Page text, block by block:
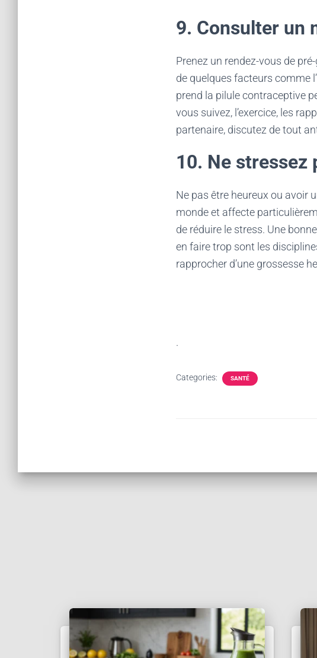
9. Consulter un
Prenez un rendez-vous de
de quelques facteurs comme
prend la pilule contraceptive
vous suivez, l’exercice, les
partenaire, discutez de tout
10. Ne stressez
Ne pas être heureux ou avoir
monde et affecte
de réduire le stress. Une
en faire trop sont les
rapprocher d’une grossesse
.
Categories: SANTÉ